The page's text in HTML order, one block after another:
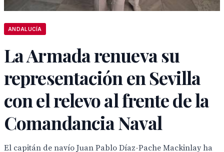
ANDALUCÍA
La Armada renueva su
representación en Sevilla
con el relevo al frente de la
Comandancia Naval
El capitán de navío Juan Pablo Díaz-Pache Mackinlay ha